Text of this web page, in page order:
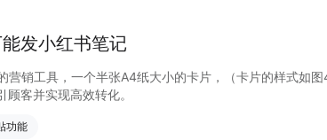
发小红书笔记
营销工具，一个半张A4纸大小的卡片，（卡片的样式如图
客并实现高效转化。
功能